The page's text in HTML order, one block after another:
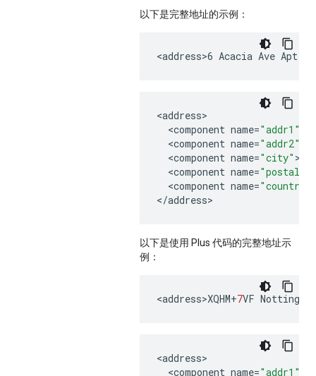
以下是完整地址的示例：
<address>6 Acacia Ave Apt
<address
<component name="addr1"
<component name="addr2"
<component name="city" >
<component name=
<component name="country"
</address>
以下是使用 Plus 代码的完整地址示
例：
<address>XQHM+7VF
<address
<component name="addr1"